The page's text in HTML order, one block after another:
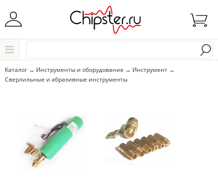
Начните водить название города..
Выбрать
Каталог → Инструменты и оборудование → Инструмент →
Сверлильные и абразивные инструменты